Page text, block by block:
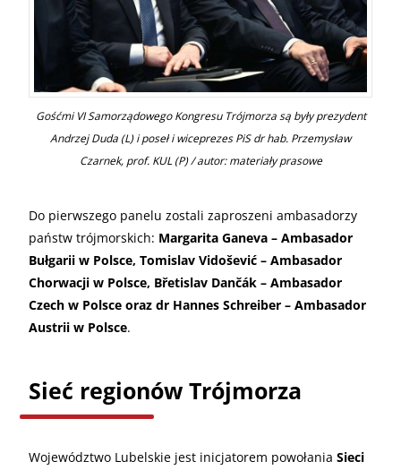
Gośćmi VI Samorządowego Kongresu Trójmorza są były prezydent
Andrzej Duda (L) i poseł i wiceprezes PiS dr hab. Przemysław
Czarnek, prof. KUL (P) / autor: materiały prasowe
Do pierwszego panelu zostali zaproszeni ambasadorzy
państw trójmorskich: Margarita Ganeva – Ambasador
Bułgarii w Polsce, Tomislav Vidošević – Ambasador
Chorwacji w Polsce, Břetislav Dančák – Ambasador
Czech w Polsce oraz dr Hannes Schreiber – Ambasador
Austrii w Polsce.
Sieć regionów Trójmorza
Województwo Lubelskie jest inicjatorem powołania Sieci